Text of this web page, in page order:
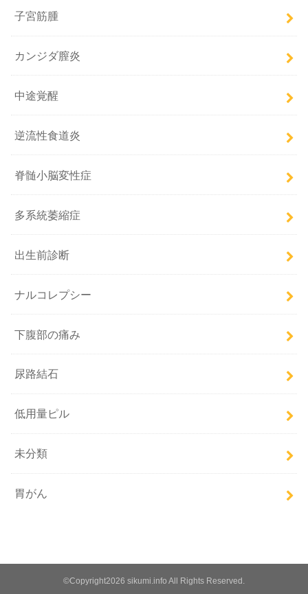
子宮筋腫
カンジダ膣炎
中途覚醒
逆流性食道炎
脊髄小脳変性症
多系統萎縮症
出生前診断
ナルコレプシー
下腹部の痛み
尿路結石
低用量ピル
未分類
胃がん
©Copyright2026 sikumi.info All Rights Reserved.